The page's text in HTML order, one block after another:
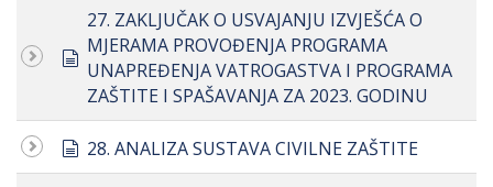
document
27. ZAKLJUČAK O USVAJANJU IZVJEŠĆA O
MJERAMA PROVOĐENJA PROGRAMA
UNAPREĐENJA VATROGASTVA I PROGRAMA
ZAŠTITE I SPAŠAVANJA ZA 2023. GODINU
document
28. ANALIZA SUSTAVA CIVILNE ZAŠTITE